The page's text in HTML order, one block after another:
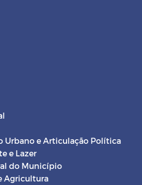
Urbano e Articulação Política
e Lazer
do Município
Agricultura